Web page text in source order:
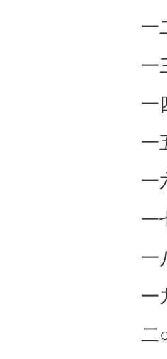
一
一
一
一
一
一
一
一
二